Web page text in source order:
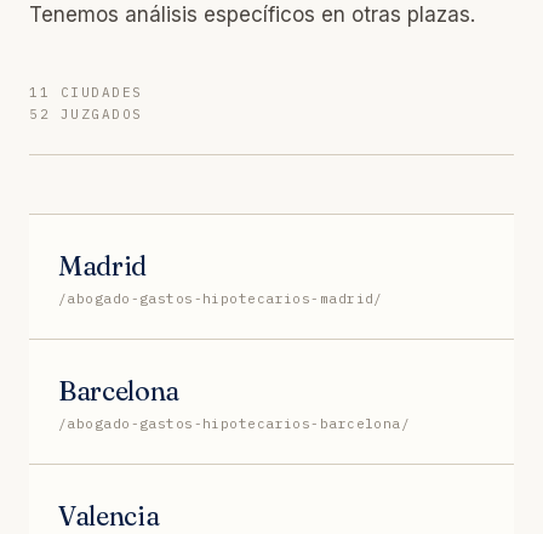
Tenemos análisis específicos en otras plazas.
11 CIUDADES
52 JUZGADOS
Madrid
/abogado-gastos-hipotecarios-madrid/
Barcelona
/abogado-gastos-hipotecarios-barcelona/
Valencia